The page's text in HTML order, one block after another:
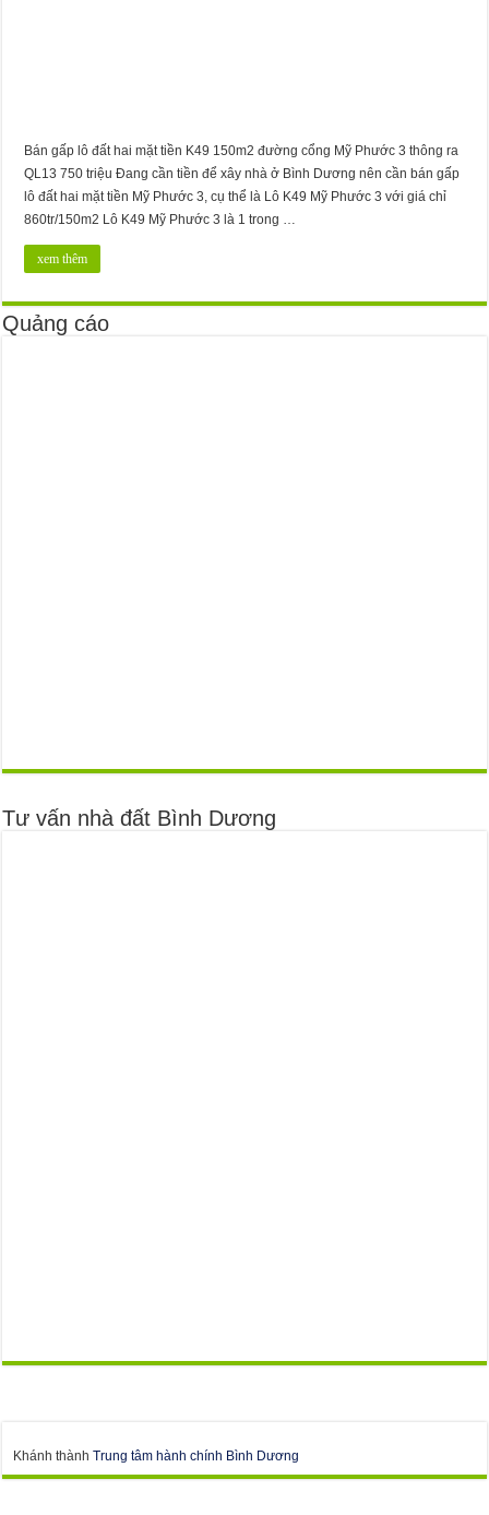
Bán gấp lô đất hai mặt tiền K49 150m2 đường cổng Mỹ Phước 3 thông ra
QL13 750 triệu Đang cần tiền để xây nhà ở Bình Dương nên cần bán gấp
lô đất hai mặt tiền Mỹ Phước 3, cụ thể là Lô K49 Mỹ Phước 3 với giá chỉ
860tr/150m2 Lô K49 Mỹ Phước 3 là 1 trong …
xem thêm
Quảng cáo
Tư vấn nhà đất Bình Dương
Khánh thànhTrung tâm hành chính Bình Dương